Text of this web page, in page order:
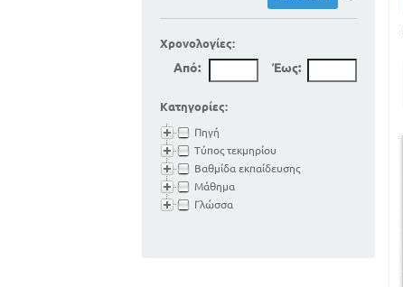
Χρονολογίες:
Από: Έως:
Κατηγορίες:
Πηγή
Τύπος τεκμηρίου
Βαθμίδα εκπαίδευσης
Μάθημα
Γλώσσα